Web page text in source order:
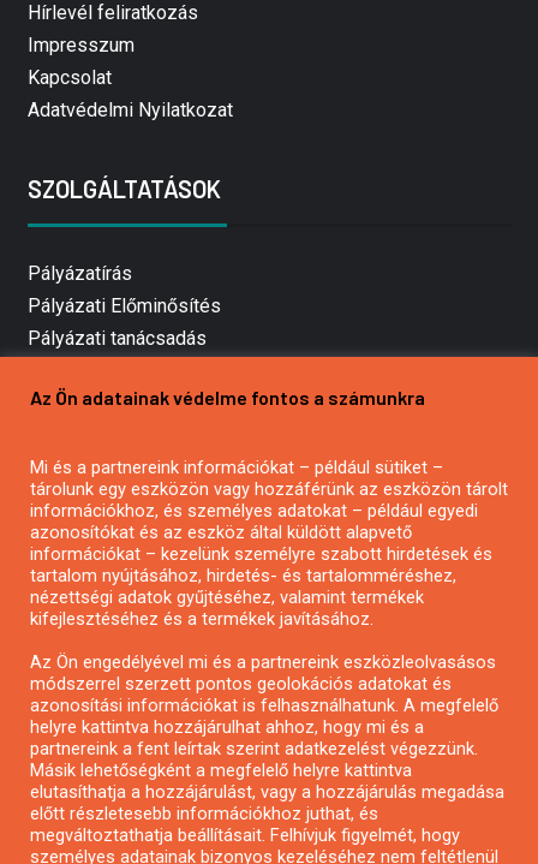
Hírlevél feliratkozás
Impresszum
Kapcsolat
Adatvédelmi Nyilatkozat
SZOLGÁLTATÁSOK
Pályázatírás
Pályázati Előminősítés
Pályázati tanácsadás
Mezőgazdasági pályázatírás
Pályázatírás civil szervezeteknek
Pályázatírás önkormányzatoknak
Pályázatfigyelés
Specifikus pályázatfigyelés vagy hírlevél
Pályázatok magánszemélyeknek
Pályázatok civil szervezeteknek
Pályázatok vállalkozásoknak
Önkormányzati pályázatok
Mezőgazdasági pályázatok
Az Ön adatainak védelme fontos a számunkra
Mi és a partnereink információkat – például sütiket –
tárolunk egy eszközön vagy hozzáférünk az eszközön tárolt
információkhoz, és személyes adatokat – például egyedi
azonosítókat és az eszköz által küldött alapvető
információkat – kezelünk személyre szabott hirdetések és
tartalom nyújtásához, hirdetés- és tartalomméréshez,
nézettségi adatok gyűjtéséhez, valamint termékek
kifejlesztéséhez és a termékek javításához.
Az Ön engedélyével mi és a partnereink eszközleolvasásos
módszerrel szerzett pontos geolokációs adatokat és
azonosítási információkat is felhasználhatunk. A megfelelő
helyre kattintva hozzájárulhat ahhoz, hogy mi és a
partnereink a fent leírtak szerint adatkezelést végezzünk.
Másik lehetőségként a megfelelő helyre kattintva
elutasíthatja a hozzájárulást, vagy a hozzájárulás megadása
előtt részletesebb információkhoz juthat, és
megváltoztathatja beállításait. Felhívjuk figyelmét, hogy
személyes adatainak bizonyos kezeléséhez nem feltétlenül